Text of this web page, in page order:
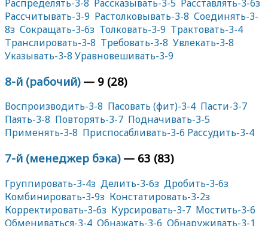
Распределять-3-8 Рассказывать-3-5 Расставлять-3-6з
Рассчитывать-3-9 Растолковывать-3-8 Соединять-3-
8з Сокращать-3-6з Толковать-3-9 Трактовать-3-4
Транслировать-3-8 Требовать-3-8 Увлекать-3-8
Указывать-3-8 Уравновешивать-3-9
8-й (рабочий)— 9 (28)
Воспроизводить-3-8 Пасовать (фит)-3-4 Пасти-3-7
Паять-3-8 Повторять-3-7 Подначивать-3-5
Применять-3-8 Приспосабливать-3-6 Рассудить-3-4
7-й (менеджер бэка)— 63 (83)
Группировать-3-4з Делить-3-6з Дробить-3-6з
Комбинировать-3-9з Констатировать-3-2з
Корректировать-3-6з Курсировать-3-7 Мостить-3-6
Обмениваться-3-4 Обнажать-3-6 Обнаруживать-3-1